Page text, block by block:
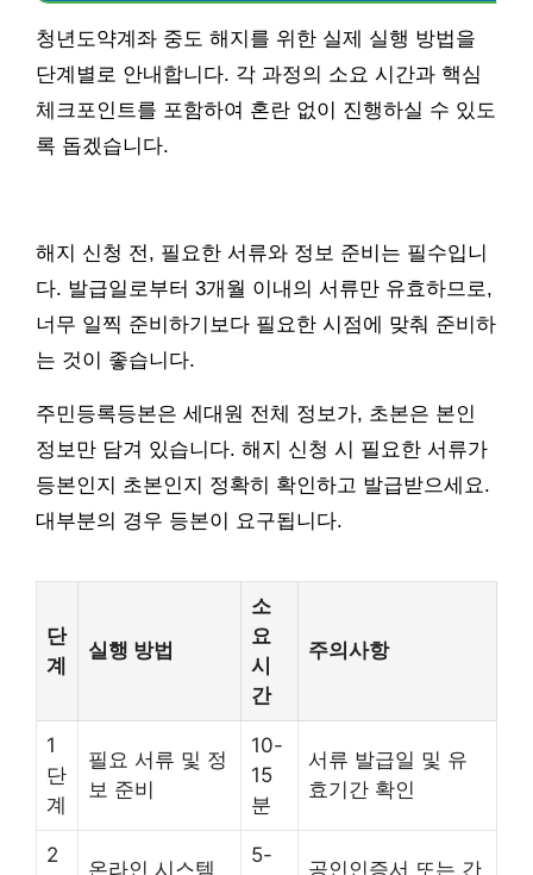
청년도약계좌 중도 해지를 위한 실제 실행 방법을
단계별로 안내합니다. 각 과정의 소요 시간과 핵심
체크포인트를 포함하여 혼란 없이 진행하실 수 있도
록 돕겠습니다.
해지 신청 전, 필요한 서류와 정보 준비는 필수입니
다. 발급일로부터 3개월 이내의 서류만 유효하므로,
너무 일찍 준비하기보다 필요한 시점에 맞춰 준비하
는 것이 좋습니다.
주민등록등본은 세대원 전체 정보가, 초본은 본인
정보만 담겨 있습니다. 해지 신청 시 필요한 서류가
등본인지 초본인지 정확히 확인하고 발급받으세요.
대부분의 경우 등본이 요구됩니다.
단
계
실행 방법
소
요
시
간
주의사항
1
단
계
필요 서류 및 정
보 준비
10-
15
분
서류 발급일 및 유
효기간 확인
2
온라인 시스템
5-
공인인증서 또는 간